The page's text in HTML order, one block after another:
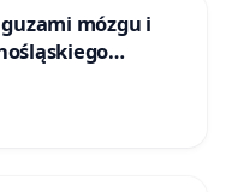
mózgu i